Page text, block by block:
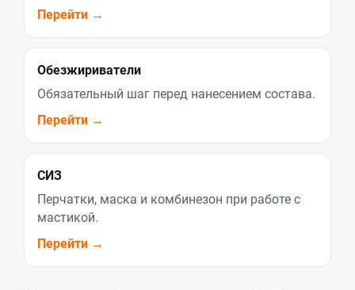
Перейти →
Обезжириватели
Обязательный шаг перед нанесением состава.
Перейти →
СИЗ
Перчатки, маска и комбинезон при работе с
мастикой.
Перейти →